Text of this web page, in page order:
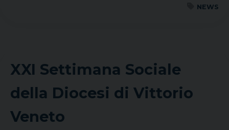
NEWS
XXI Settimana Sociale
della Diocesi di Vittorio
Veneto